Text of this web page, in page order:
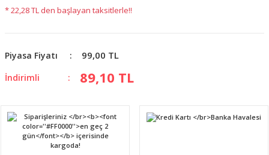
* 22,28 TL den başlayan taksitlerle!!
Piyasa Fiyatı 99,00 TL
İndirimli 89,10 TL